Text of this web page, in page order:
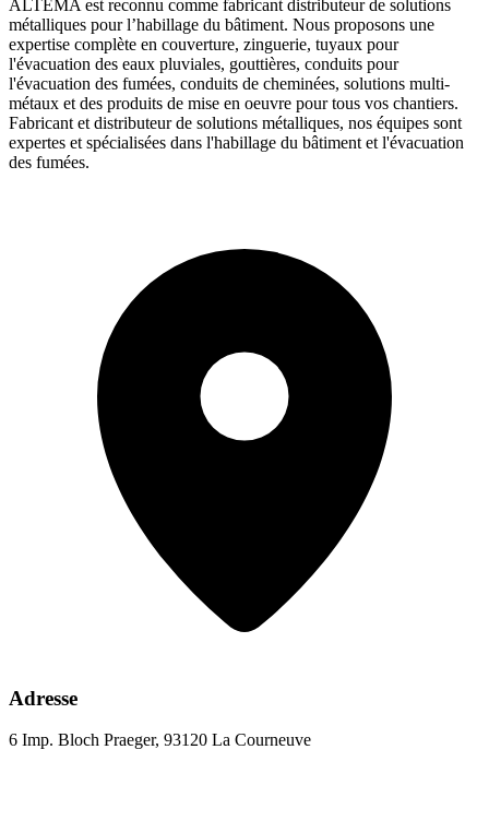
ALTEMA est reconnu comme fabricant distributeur de solutions
métalliques pour l’habillage du bâtiment. Nous proposons une
expertise complète en couverture, zinguerie, tuyaux pour
l'évacuation des eaux pluviales, gouttières, conduits pour
l'évacuation des fumées, conduits de cheminées, solutions multi-
métaux et des produits de mise en oeuvre pour tous vos chantiers.
Fabricant et distributeur de solutions métalliques, nos équipes sont
expertes et spécialisées dans l'habillage du bâtiment et l'évacuation
des fumées.
Adresse
6 Imp. Bloch Praeger, 93120 La Courneuve